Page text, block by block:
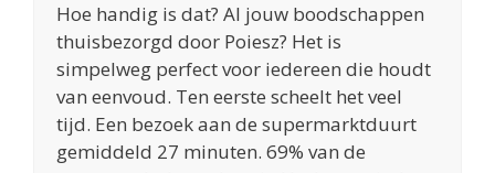
Hoe handig is dat? Al jouw boodschappen
thuisbezorgd door Poiesz? Het is
simpelweg perfect voor iedereen die houdt
van eenvoud. Ten eerste scheelt het veel
tijd. Een bezoek aan de supermarktduurt
gemiddeld 27 minuten. 69% van de